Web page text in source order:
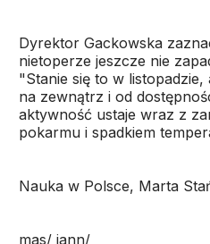
Dyrektor Gackowska
nietoperze jeszcze nie
"Stanie się to w
na zewnątrz i od
aktywność ustaje wraz z
pokarmu i spadkiem
Nauka w Polsce, Marta
mas/ jann/